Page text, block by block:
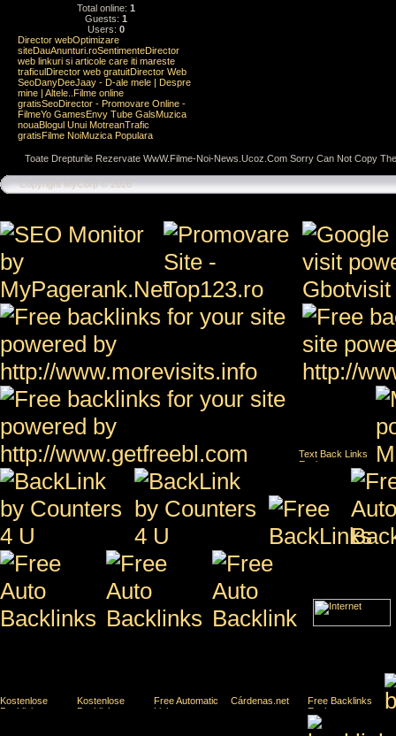
Total online: 1
Guests: 1
Users: 0
Director webOptimizare
siteDauAnunturi.roSentimenteDirector
web linkuri si articole care iti mareste
traficulDirector web gratuitDirector Web
SeoDanyDeeJaay - D-ale mele | Despre
mine | Altele.. Filme online
gratisSeoDirector - Promovare Online -
FilmeYo GamesEnvy Tube GalsMuzica
nouaBlogul Unui MotreanTrafic
gratisFilme NoiMuzica Populara
Toate Drepturile Rezervate WwW.Filme-Noi-News.Ucoz.Com Sorry Can Not Copy
Copyright MyCorp © 2026